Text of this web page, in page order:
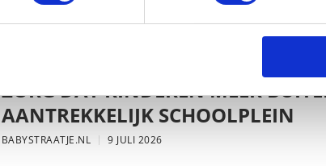
ZORG DAT KINDEREN MEER
AANTREKKELIJK SCHOOLPLEIN
BABYSTRAATJE.NL 9 JULI 2026